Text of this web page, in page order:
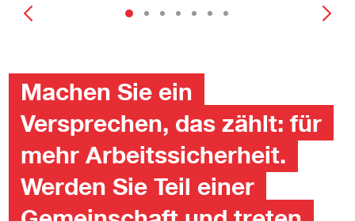
Machen Sie ein
Versprechen, das zählt: für
mehr Arbeitssicherheit.
Werden Sie Teil einer